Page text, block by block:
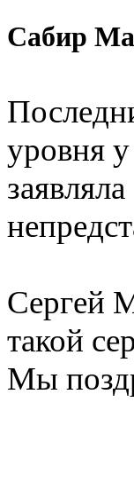
Сабир
уровня
Сергей
такой
Мы